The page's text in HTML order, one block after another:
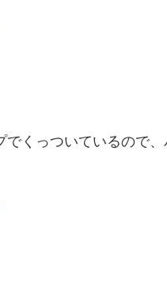
くっついているので